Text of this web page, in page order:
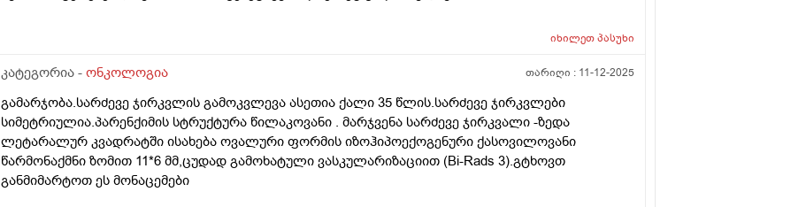
იხილეთპასუხი
კატეგორია - ონკოლოგია თარიღი : 11-12-2025
გამარჯობა.სარძევე ჯირკვლის გამოკვლევა ასეთია ქალი 35 წლის.სარძევე ჯირკვლები
სიმეტრიულია.პარენქიმის სტრუქტურა წილაკოვანი . მარჯვენა სარძევე ჯირკვალი -ზედა
ლეტარალურ კვადრატში ისახება ოვალური ფორმის იზოჰიპოექოგენური ქასოვილოვანი
წარმონაქმნი ზომით 11*6 მმ,ცუდად გამოხატული ვასკულარიზაციით (Bi-Rads 3).გტხოვთ
განმიმარტოთ ეს მონაცემები